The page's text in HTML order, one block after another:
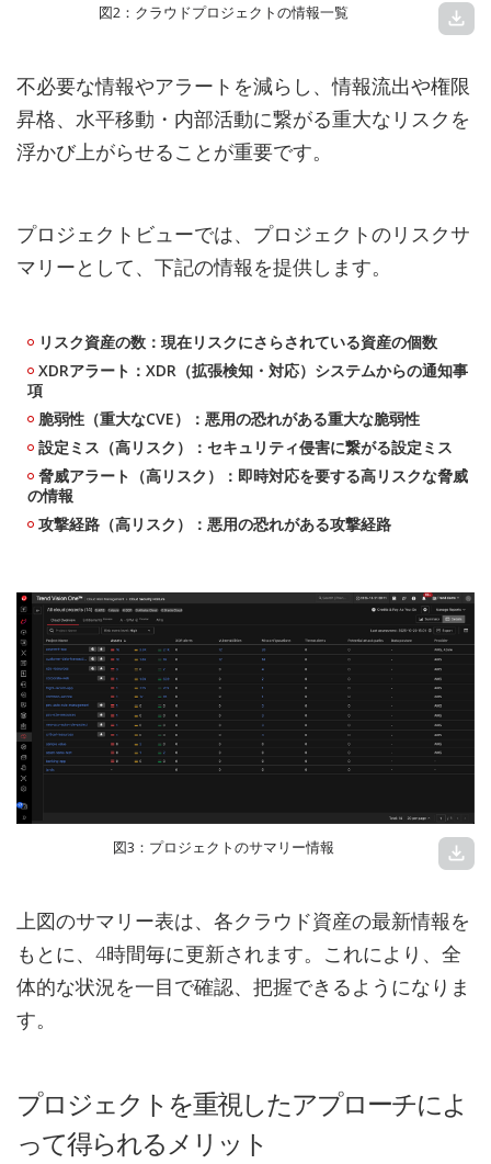
図2：クラウドプロジェクトの情報一覧 download
不必要な情報やアラートを減らし、情報流出や権限
昇格、水平移動・内部活動に繋がる重大なリスクを
浮かび上がらせることが重要です。
プロジェクトビューでは、プロジェクトのリスクサ
マリーとして、下記の情報を提供します。
リスク資産の数：現在リスクにさらされている資産の個数
XDRアラート：XDR（拡張検知・対応）システムからの通知事
項
脆弱性（重大なCVE）：悪用の恐れがある重大な脆弱性
設定ミス（高リスク）：セキュリティ侵害に繋がる設定ミス
脅威アラート（高リスク）：即時対応を要する高リスクな脅威
の情報
攻撃経路（高リスク）：悪用の恐れがある攻撃経路
図3：プロジェクトのサマリー情報 download
上図のサマリー表は、各クラウド資産の最新情報を
もとに、4時間毎に更新されます。これにより、全
体的な状況を一目で確認、把握できるようになりま
す。
プロジェクトを重視したアプローチによ
って得られるメリット